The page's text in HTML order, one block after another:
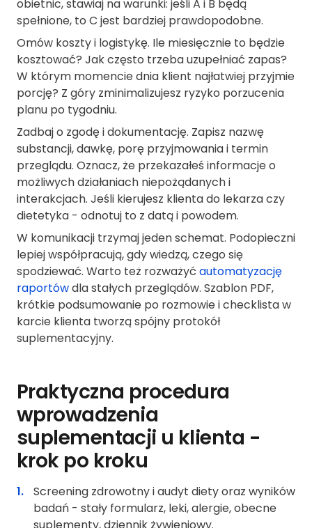
obietnic, stawiaj na warunki: jeśli A i B będą
spełnione, to C jest bardziej prawdopodobne.
Omów koszty i logistykę. Ile miesięcznie to będzie
kosztować? Jak często trzeba uzupełniać zapas?
W którym momencie dnia klient najłatwiej przyjmie
porcję? Z góry zminimalizujesz ryzyko porzucenia
planu po tygodniu.
Zadbaj o zgodę i dokumentację. Zapisz nazwę
substancji, dawkę, porę przyjmowania i termin
przeglądu. Oznacz, że przekazałeś informacje o
możliwych działaniach niepożądanych i
interakcjach. Jeśli kierujesz klienta do lekarza czy
dietetyka - odnotuj to z datą i powodem.
W komunikacji trzymaj jeden schemat. Podopieczni
lepiej współpracują, gdy wiedzą, czego się
spodziewać. Warto też rozważyć automatyzację
raportówdla stałych przeglądów. Szablon PDF,
krótkie podsumowanie po rozmowie i checklista w
karcie klienta tworzą spójny protokół
suplementacyjny.
Praktyczna procedura
wprowadzenia
suplementacji u klienta -
krok po kroku
Screening zdrowotny i audyt diety oraz wyników
badań - stały formularz, leki, alergie, obecne